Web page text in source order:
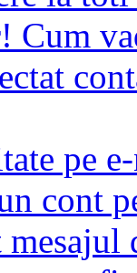
Cum
pe
cont